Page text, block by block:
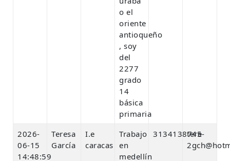
o el
oriente
antioqueño
, soy
del
2277
grado
14
básica
primaria
2026-
06-15
14:48:59
Teresa
García
I.e
caracas
Trabajo
en
medellín
3134138745
tere-